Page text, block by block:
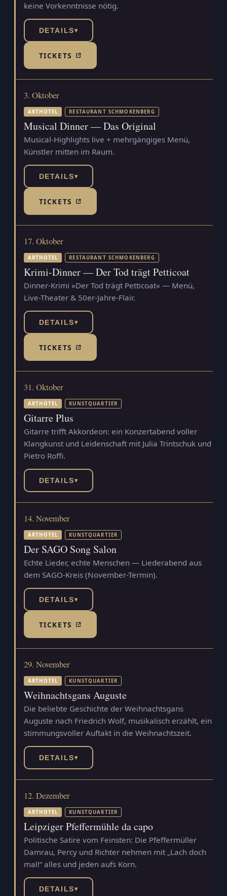
keine Vorkenntnisse nötig.
DETAILS▾
TICKETS(TICKETSHOP, ÖFFNET IN NEUEM TAB)
3. Oktober
ARTHOTEL RESTAURANT SCHMOKENBERG
Musical Dinner — Das Original
Musical-Highlights live + mehrgängiges Menü,
Künstler mitten im Raum.
DETAILS▾
TICKETS(TICKETSHOP, ÖFFNET IN NEUEM TAB)
17. Oktober
ARTHOTEL RESTAURANT SCHMOKENBERG
Krimi-Dinner — Der Tod trägt Petticoat
Dinner-Krimi »Der Tod trägt Petticoat« — Menü,
Live-Theater & 50er-Jahre-Flair.
DETAILS▾
TICKETS(TICKETSHOP, ÖFFNET IN NEUEM TAB)
31. Oktober
ARTHOTEL KUNSTQUARTIER
Gitarre Plus
Gitarre trifft Akkordeon: ein Konzertabend voller
Klangkunst und Leidenschaft mit Julia Trintschuk und
Pietro Roffi.
DETAILS▾
14. November
ARTHOTEL KUNSTQUARTIER
Der SAGO Song Salon
Echte Lieder, echte Menschen — Liederabend aus
dem SAGO-Kreis (November-Termin).
DETAILS▾
TICKETS(TICKETSHOP, ÖFFNET IN NEUEM TAB)
29. November
ARTHOTEL KUNSTQUARTIER
Weihnachtsgans Auguste
Die beliebte Geschichte der Weihnachtsgans
Auguste nach Friedrich Wolf, musikalisch erzählt, ein
stimmungsvoller Auftakt in die Weihnachtszeit.
DETAILS▾
12. Dezember
ARTHOTEL KUNSTQUARTIER
Leipziger Pfeffermühle da capo
Politische Satire vom Feinsten: Die Pfeffermüller
Damrau, Percy und Richter nehmen mit „Lach doch
mal!“ alles und jeden aufs Korn.
DETAILS▾